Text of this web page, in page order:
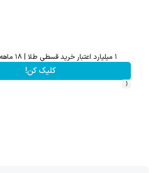
۱ میلیارد اعتبار خرید قسطی طلا | ۱۸ ماهه پرداخت کن
کلیک کن!
‹